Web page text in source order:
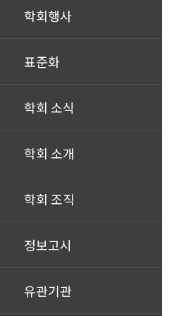
학회행사
표준화
학회 소식
학회 소개
학회 조직
정보고시
유관기관